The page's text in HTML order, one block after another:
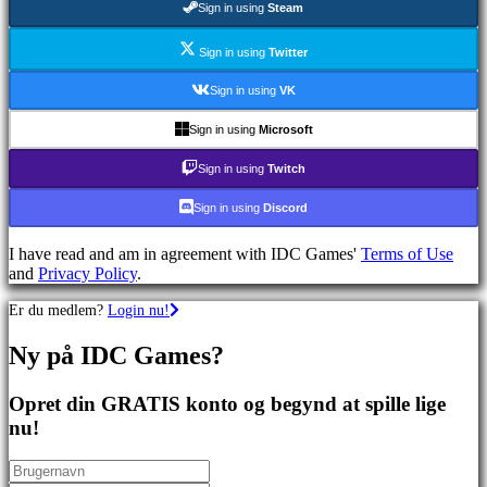
Sportsspil
Racing
Casual
Indie
Simulation
Puzzle
games
Fighting
games
Demoer
Fællesskab
events
Nyheder
Sign in using Steam
Sign in using Twitter
Sign in using VK
Sign in using Microsoft
Sign in using Twitch
Sign in using Discord
I have read and am in agreement with IDC Games' Terms of Use
and Privacy Policy.
Er du medlem? Login nu!
Ny på IDC Games?
Opret din GRATIS konto og begynd at spille lige
nu!